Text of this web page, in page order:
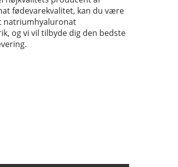
fødevarekvalitet, kan du være
natriumhyaluronat
og vi vil tilbyde dig den bedste